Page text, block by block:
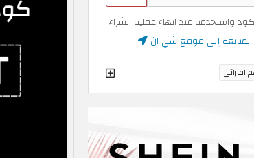
واستخدمه عند انهاء عملية الشراء
المتابعة إلى موقع شي ان